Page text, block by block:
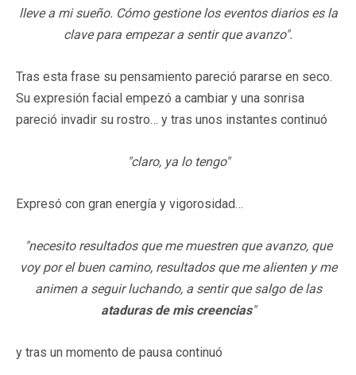
lleve a mi sueño. Cómo gestione los eventos diarios es la
clave para empezar a sentir que avanzo".
Tras esta frase su pensamiento pareció pararse en seco.
Su expresión facial empezó a cambiar y una sonrisa
pareció invadir su rostro… y tras unos instantes continuó
"claro, ya lo tengo"
Expresó con gran energía y vigorosidad…
"necesito resultados que me muestren que avanzo, que
voy por el buen camino, resultados que me alienten y me
animen a seguir luchando, a sentir que salgo de las
ataduras de mis creencias"
y tras un momento de pausa continuó